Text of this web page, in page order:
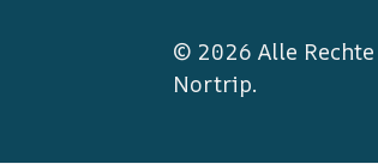
© 2026 Alle
Nortrip.